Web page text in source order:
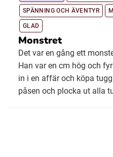
SPÄNNING OCH ÄVENTYR
GLAD
Monstret
Det var en gång ett
Han var en cm hög och
in i en affär och köpa
påsen och plocka ut alla